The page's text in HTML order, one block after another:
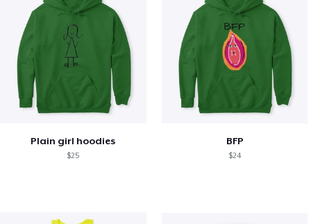
Plain girl hoodies
$25
BFP
$24